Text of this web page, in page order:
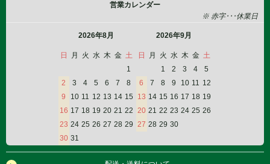
営業カレンダー
※ 赤字･･･休業日
2026年8月
日 月 火 水 木 金 土
1
2
3 4 5 6 7
8
9
10 11 12 13 14 15
16 17 18 19 20 21 22
23 24 25 26 27 28 29
30 31
2026年9月
日 月 火 水 木 金 土
1
2 3 4
5
6
7 8 9 10 11 12
13 14 15 16 17 18 19
20 21 22 23 24 25 26
27 28 29 30